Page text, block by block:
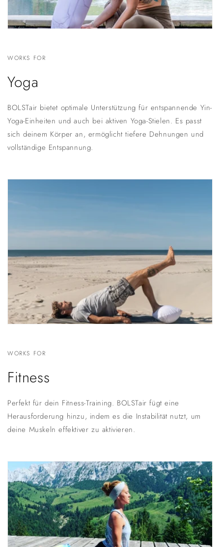
WORKS FOR
Yoga
BOLSTair bietet optimale Unterstützung für entspannende Yin-
Yoga-Einheiten und auch bei aktiven Yoga-Stielen. Es passt
sich deinem Körper an, ermöglicht tiefere Dehnungen und
vollständige Entspannung.
WORKS FOR
Fitness
Perfekt für dein Fitness-Training. BOLSTair fügt eine
Herausforderung hinzu, indem es die Instabilität nutzt, um
deine Muskeln effektiver zu aktivieren.